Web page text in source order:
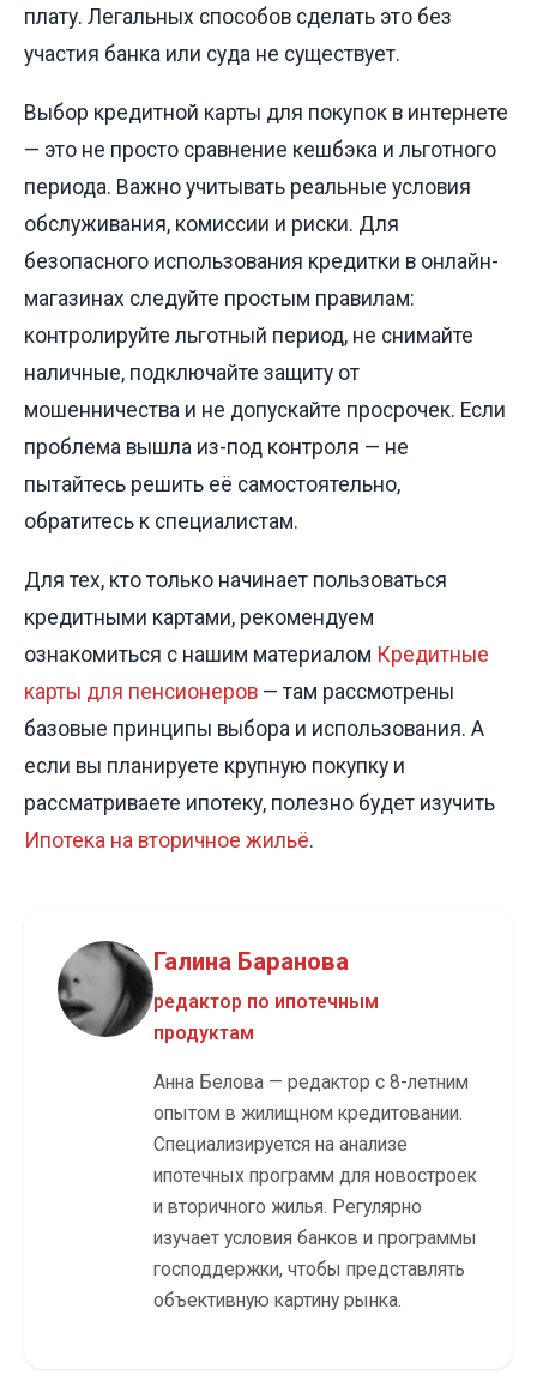
плату. Легальных способов сделать это без
участия банка или суда не существует.
Выбор кредитной карты для покупок в интернете
— это не просто сравнение кешбэка и льготного
периода. Важно учитывать реальные условия
обслуживания, комиссии и риски. Для
безопасного использования кредитки в онлайн-
магазинах следуйте простым правилам:
контролируйте льготный период, не снимайте
наличные, подключайте защиту от
мошенничества и не допускайте просрочек. Если
проблема вышла из-под контроля — не
пытайтесь решить её самостоятельно,
обратитесь к специалистам.
Для тех, кто только начинает пользоваться
кредитными картами, рекомендуем
ознакомиться с нашим материалом Кредитные
карты для пенсионеров — там рассмотрены
базовые принципы выбора и использования. А
если вы планируете крупную покупку и
рассматриваете ипотеку, полезно будет изучить
Ипотека на вторичное жильё.
Галина Баранова
редактор по ипотечным
продуктам
Анна Белова — редактор с 8-летним
опытом в жилищном кредитовании.
Специализируется на анализе
ипотечных программ для новостроек
и вторичного жилья. Регулярно
изучает условия банков и программы
господдержки, чтобы представлять
объективную картину рынка.